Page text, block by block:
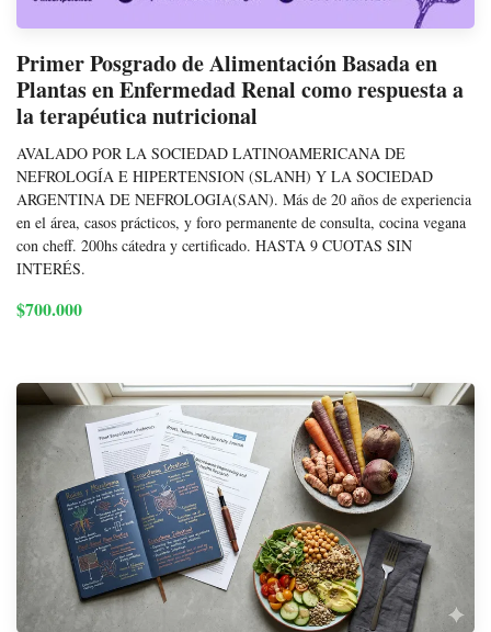
Primer Posgrado de Alimentación Basada en
Plantas en Enfermedad Renal como respuesta a
la terapéutica nutricional
AVALADO POR LA SOCIEDAD LATINOAMERICANA DE
NEFROLOGÍA E HIPERTENSION (SLANH) Y LA SOCIEDAD
ARGENTINA DE NEFROLOGIA(SAN). Más de 20 años de experiencia
en el área, casos prácticos, y foro permanente de consulta, cocina vegana
con cheff. 200hs cátedra y certificado. HASTA 9 CUOTAS SIN
INTERÉS.
$700.000